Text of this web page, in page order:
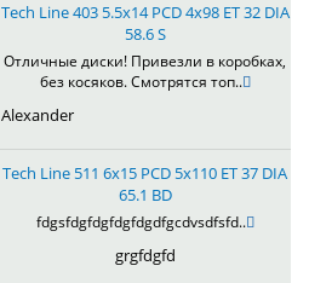
Tech Line 403 5.5x14 PCD 4x98 ET 32 DIA
58.6 S
Отличные диски! Привезли в коробках,
без косяков. Смотрятся топ..
Alexander
Tech Line 511 6x15 PCD 5x110 ET 37 DIA
65.1 BD
fdgsfdgfdgfdgfdgdfgcdvsdfsfd..
grgfdgfd